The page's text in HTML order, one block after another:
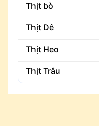
Thịt bò
Thịt Dê
Thịt Heo
Thịt Trâu